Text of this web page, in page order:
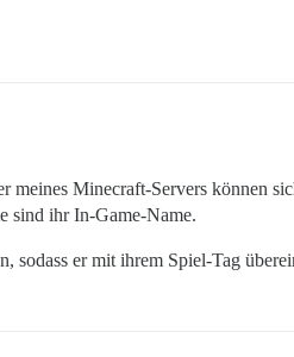
Minecraft-Servers können
sind ihr In-Game-Name.
sodass er mit ihrem Spiel-Tag